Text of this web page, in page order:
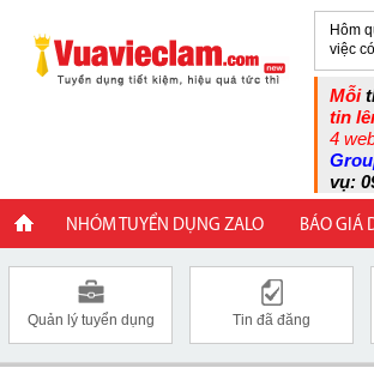
Hôm
việc
Mỗi
tin
4
vụ:
NHÓM TUYỂN DỤNG ZALO BÁO GIÁ
Quản lý tuyển dụng Tin đã đăng